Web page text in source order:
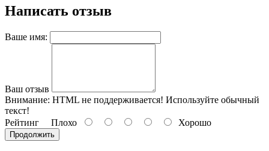
Написать отзыв
Ваше имя:
Ваш отзыв
Внимание: HTML не поддерживается! Используйте обычный
текст!
Рейтинг Плохо Хорошо
Продолжить